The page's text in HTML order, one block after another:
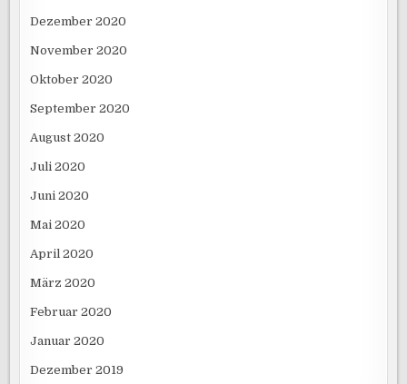
Dezember 2020
November 2020
Oktober 2020
September 2020
August 2020
Juli 2020
Juni 2020
Mai 2020
April 2020
März 2020
Februar 2020
Januar 2020
Dezember 2019